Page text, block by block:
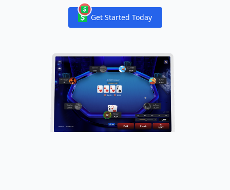
Notifications
Get Started Today